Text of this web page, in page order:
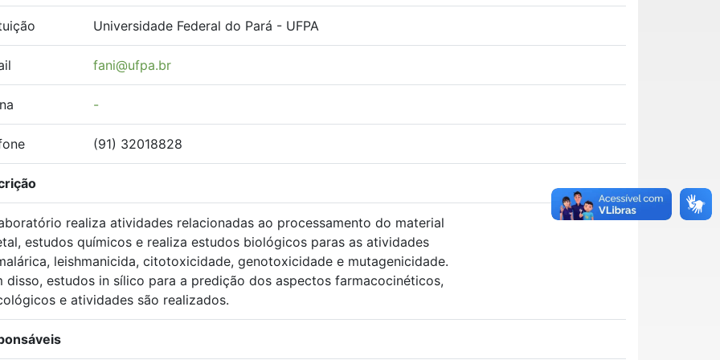
Universidade Federal do Pará - UFPA
fani@ufpa.br
-
(91) 32018828
realiza atividades relacionadas ao processamento do material
estudos químicos e realiza estudos biológicos paras as atividades
leishmanicida, citotoxicidade, genotoxicidade e mutagenicidade.
disso, estudos in sílico para a predição dos aspectos farmacocinéticos,
e atividades são realizados.